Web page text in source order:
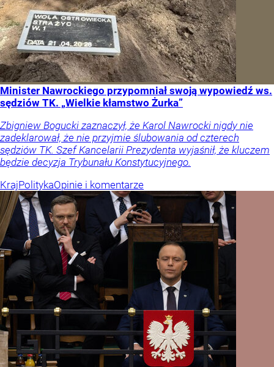
Minister Nawrockiego przypomniał swoją wypowiedź ws.
sędziów TK. „Wielkie kłamstwo Żurka”
Zbigniew Bogucki zaznaczył, że Karol Nawrocki nigdy nie
zadeklarował, że nie przyjmie ślubowania od czterech
sędziów TK. Szef Kancelarii Prezydenta wyjaśnił, że kluczem
będzie decyzja Trybunału Konstytucyjnego.
KrajPolitykaOpinie i komentarze